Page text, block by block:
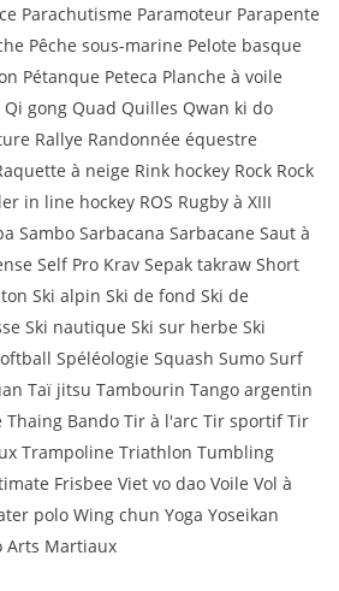
Parachutisme Paramoteur Parapente
Pêche sous-marine Pelote basque
Pétanque Peteca Planche à voile
Qi gong Quad Quilles Qwan ki do
Rallye Randonnée équestre
à neige Rink hockey Rock Rock
in line hockey ROS Rugby à XIII
Sambo Sarbacana Sarbacane Saut à
Self Pro Krav Sepak takraw Short
Ski alpin Ski de fond Ski de
Ski nautique Ski sur herbe Ski
Spéléologie Squash Sumo Surf
Taï jitsu Tambourin Tango argentin
Thaing Bando Tir à l'arc Tir sportif Tir
Trampoline Triathlon Tumbling
Frisbee Viet vo dao Voile Vol à
polo Wing chun Yoga Yoseikan
Arts Martiaux